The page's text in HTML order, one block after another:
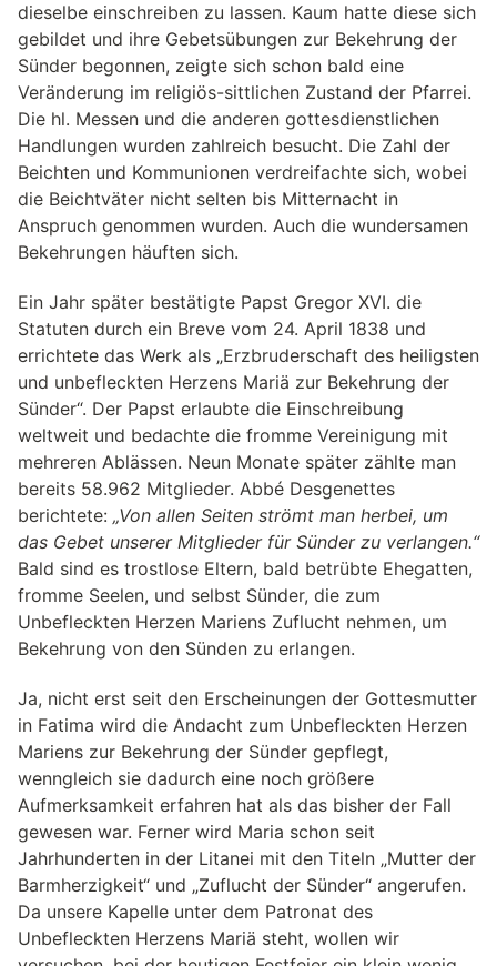
dieselbe einschreiben zu lassen. Kaum hatte diese sich
gebildet und ihre Gebetsübungen zur Bekehrung der
Sünder begonnen, zeigte sich schon bald eine
Veränderung im religiös-sittlichen Zustand der Pfarrei.
Die hl. Messen und die anderen gottesdienstlichen
Handlungen wurden zahlreich besucht. Die Zahl der
Beichten und Kommunionen verdreifachte sich, wobei
die Beichtväter nicht selten bis Mitternacht in
Anspruch genommen wurden. Auch die wundersamen
Bekehrungen häuften sich.
Ein Jahr später bestätigte Papst Gregor XVI. die
Statuten durch ein Breve vom 24. April 1838 und
errichtete das Werk als „Erzbruderschaft des heiligsten
und unbefleckten Herzens Mariä zur Bekehrung der
Sünder“. Der Papst erlaubte die Einschreibung
weltweit und bedachte die fromme Vereinigung mit
mehreren Ablässen. Neun Monate später zählte man
bereits 58.962 Mitglieder. Abbé Desgenettes
berichtete: „Von allen Seiten strömt man herbei, um
das Gebet unserer Mitglieder für Sünder zu verlangen.“
Bald sind es trostlose Eltern, bald betrübte Ehegatten,
fromme Seelen, und selbst Sünder, die zum
Unbefleckten Herzen Mariens Zuflucht nehmen, um
Bekehrung von den Sünden zu erlangen.
Ja, nicht erst seit den Erscheinungen der Gottesmutter
in Fatima wird die Andacht zum Unbefleckten Herzen
Mariens zur Bekehrung der Sünder gepflegt,
wenngleich sie dadurch eine noch größere
Aufmerksamkeit erfahren hat als das bisher der Fall
gewesen war. Ferner wird Maria schon seit
Jahrhunderten in der Litanei mit den Titeln „Mutter der
Barmherzigkeit“ und „Zuflucht der Sünder“ angerufen.
Da unsere Kapelle unter dem Patronat des
Unbefleckten Herzens Mariä steht, wollen wir